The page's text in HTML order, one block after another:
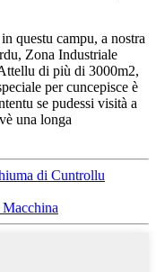
questu campu, a nostra
Zona Industriale
di più di 3000m2,
per cuncepisce è
se pudessi visità a
una longa
di Cuntrollu